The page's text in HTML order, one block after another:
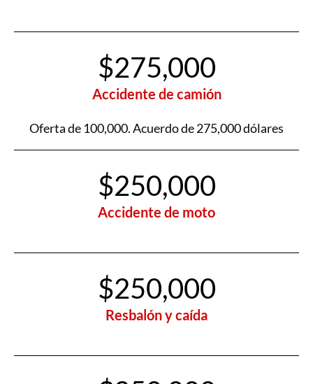
$275,000
Accidente de camión
Oferta de 100,000. Acuerdo de 275,000 dólares
$250,000
Accidente de moto
$250,000
Resbalón y caída